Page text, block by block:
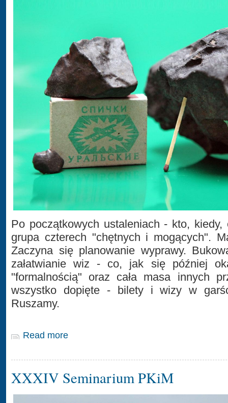
Po początkowych ustaleniach - kto,
grupa czterech "chętnych i mogących".
Zaczyna się planowanie wyprawy.
załatwianie wiz - co, jak się później
"formalnością" oraz cała masa innych
wszystko dopięte - bilety i wizy w
Ruszamy.
Read more
XXXIV Seminarium PKiM